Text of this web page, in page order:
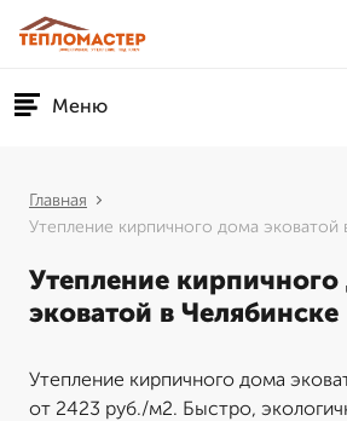
Меню
Главная
Утепление кирпичного дома эковатой
Утепление
эковатой в Челябинске
Утепление кирпичного дома
от 2423 руб./м2. Быстро,